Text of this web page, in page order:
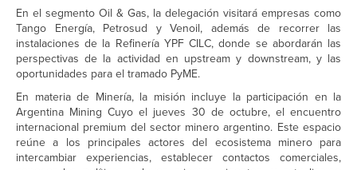
En el segmento Oil & Gas, la delegación visitará empresas como
Tango Energía, Petrosud y Venoil, además de recorrer las
instalaciones de la Refinería YPF CILC, donde se abordarán las
perspectivas de la actividad en upstream y downstream, y las
oportunidades para el tramado PyME.
En materia de Minería, la misión incluye la participación en la
Argentina Mining Cuyo el jueves 30 de octubre, el encuentro
internacional premium del sector minero argentino. Este espacio
reúne a los principales actores del ecosistema minero para
intercambiar experiencias, establecer contactos comerciales,